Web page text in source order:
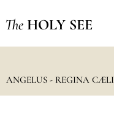
The HOLY SEE
ANGELUS - REGINA CÆLI